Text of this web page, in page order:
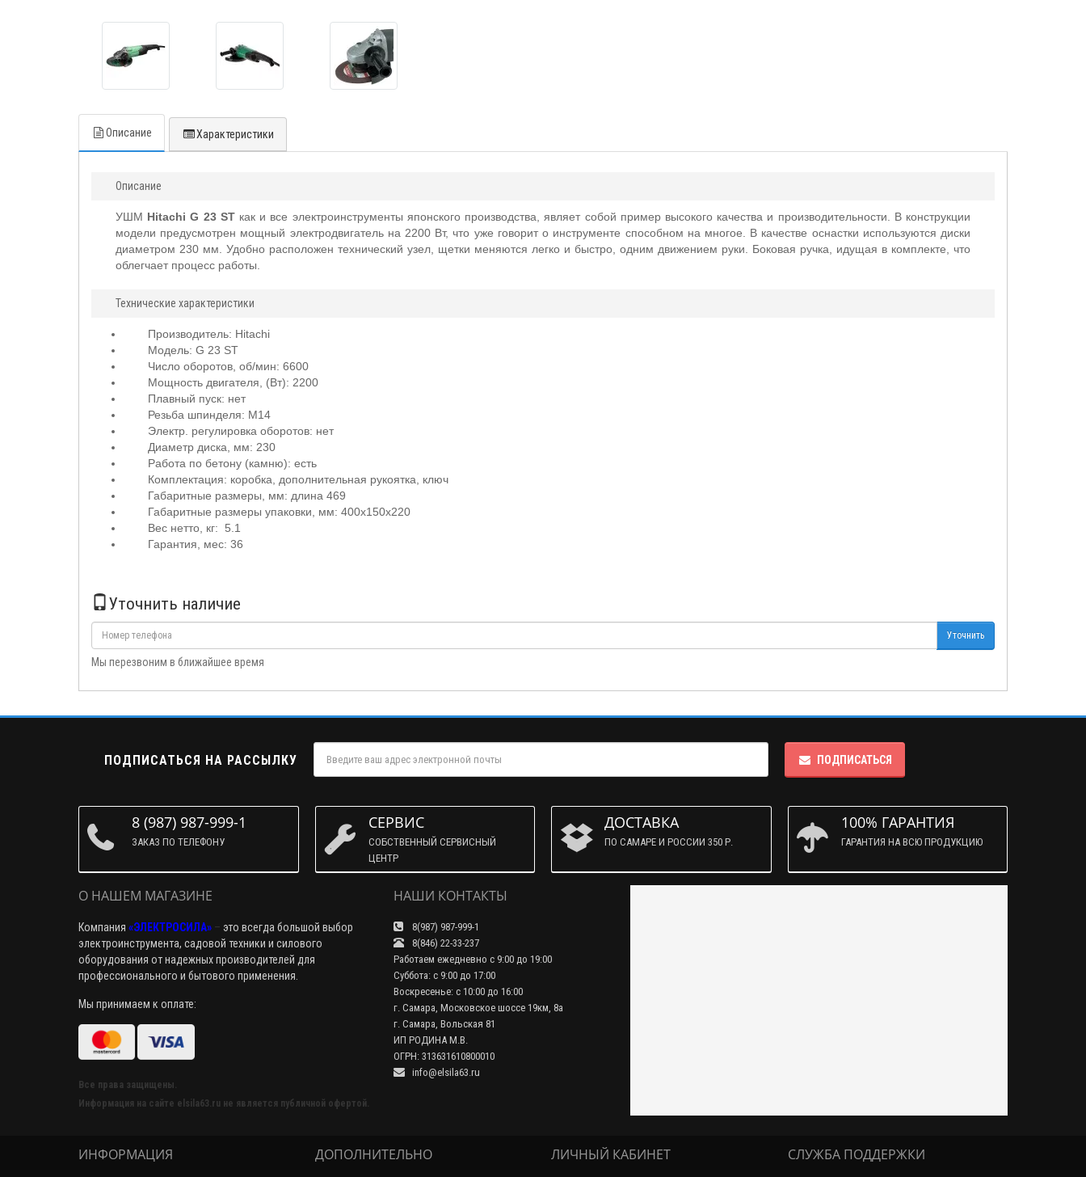
Описание Характеристики
Описание
УШМ Hitachi G 23 STкак и все электроинструменты японского производства, являет собой пример высокого качества и производительности. В конструкции
модели предусмотрен мощный электродвигатель на 2200 Вт, что уже говорит о инструменте способном на многое. В качестве оснастки используются диски
диаметром 230 мм. Удобно расположен технический узел, щетки меняются легко и быстро, одним движением руки. Боковая ручка, идущая в комплекте, что
облегчает процесс работы.
Технические характеристики
Производитель: Hitachi
Модель: G 23 ST
Число оборотов, об/мин: 6600
Мощность двигателя, (Вт): 2200
Плавный пуск: нет
Резьба шпинделя: М14
Электр. регулировка оборотов: нет
Диаметр диска, мм: 230
Работа по бетону (камню): есть
Комплектация: коробка, дополнительная рукоятка, ключ
Габаритные размеры, мм: длина 469
Габаритные размеры упаковки, мм: 400x150x220
Вес нетто, кг: 5.1
Гарантия, мес: 36
Уточнить наличие
Уточнить
Мы перезвоним в ближайшее время
ПОДПИСАТЬСЯ НА РАССЫЛКУ ПОДПИСАТЬСЯ
8 (987) 987-999-1
ЗАКАЗ ПО ТЕЛЕФОНУ
СЕРВИС
СОБСТВЕННЫЙ СЕРВИСНЫЙ
ЦЕНТР
ДОСТАВКА
ПО САМАРЕ И РОССИИ 350 Р.
100% ГАРАНТИЯ
ГАРАНТИЯ НА ВСЮ ПРОДУКЦИЮ
О НАШЕМ МАГАЗИНЕ
Компания «ЭЛЕКТРОСИЛА» – это всегда большой выбор
электроинструмента, садовой техники и силового
оборудования от надежных производителей для
профессионального и бытового применения.
Мы принимаем к оплате:
Все права защищены.
Информация на сайте elsila63.ru не является публичной офертой.
НАШИ КОНТАКТЫ
8(987) 987-999-1
8(846) 22-33-237
Работаем ежедневно с 9:00 до 19:00
Суббота: с 9:00 до 17:00
Воскресенье: с 10:00 до 16:00
г. Самара, Московское шоссе 19км, 8а
г. Самара, Вольская 81
ИП РОДИНА М.В.
ОГРН: 313631610800010
info@elsila63.ru
ИНФОРМАЦИЯ ДОПОЛНИТЕЛЬНО ЛИЧНЫЙ КАБИНЕТ СЛУЖБА ПОДДЕРЖКИ